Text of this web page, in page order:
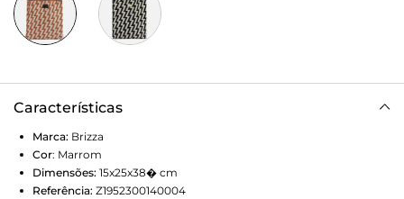
Características
Marca: Brizza
Cor: Marrom
Dimensões: 15x25x38� cm
Referência: Z1952300140004